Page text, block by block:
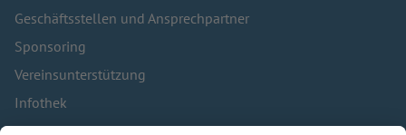
Geschäftsstellen und Ansprechpartner
Sponsoring
Vereinsunterstützung
Infothek
Kontakt